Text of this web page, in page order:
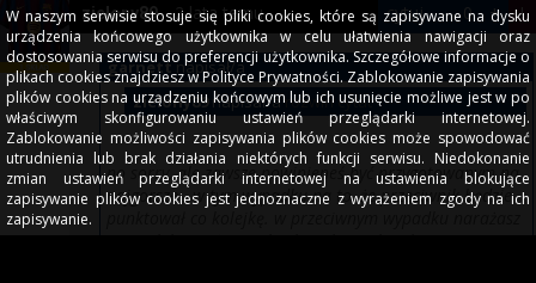
garnettnapisał/a
zielony89napisał/a rozwiń cytat
no sorry, ale zawsze powinieneś być przygotowanym na
najgorsze - w tym wypadku na to, że przeciwnik będzie
zielony89 2 lata temu cytuj - 0 + !
W naszym serwisie stosuje się pliki cookies, które są zapisywane na dysku
urządzenia końcowego użytkownika w celu ułatwienia nawigacji oraz
dostosowania serwisu do preferencji użytkownika. Szczegółowe informacje o
plikach cookies znajdziesz w Polityce Prywatności. Zablokowanie zapisywania
plików cookies na urządzeniu końcowym lub ich usunięcie możliwe jest w po
właściwym skonfigurowaniu ustawień przeglądarki internetowej.
Zablokowanie możliwości zapisywania plików cookies może spowodować
utrudnienia lub brak działania niektórych funkcji serwisu. Niedokonanie
zmian ustawień przeglądarki internetowej na ustawienia blokujące
zapisywanie plików cookies jest jednoznaczne z wyrażeniem zgody na ich
zapisywanie.